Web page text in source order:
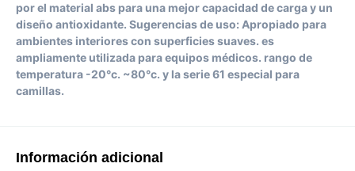
por el material abs para una mejor capacidad de carga y un
diseño antioxidante. Sugerencias de uso: Apropiado para
ambientes interiores con superficies suaves. es
ampliamente utilizada para equipos médicos. rango de
temperatura -20°c. ~80°c. y la serie 61 especial para
camillas.
Información adicional